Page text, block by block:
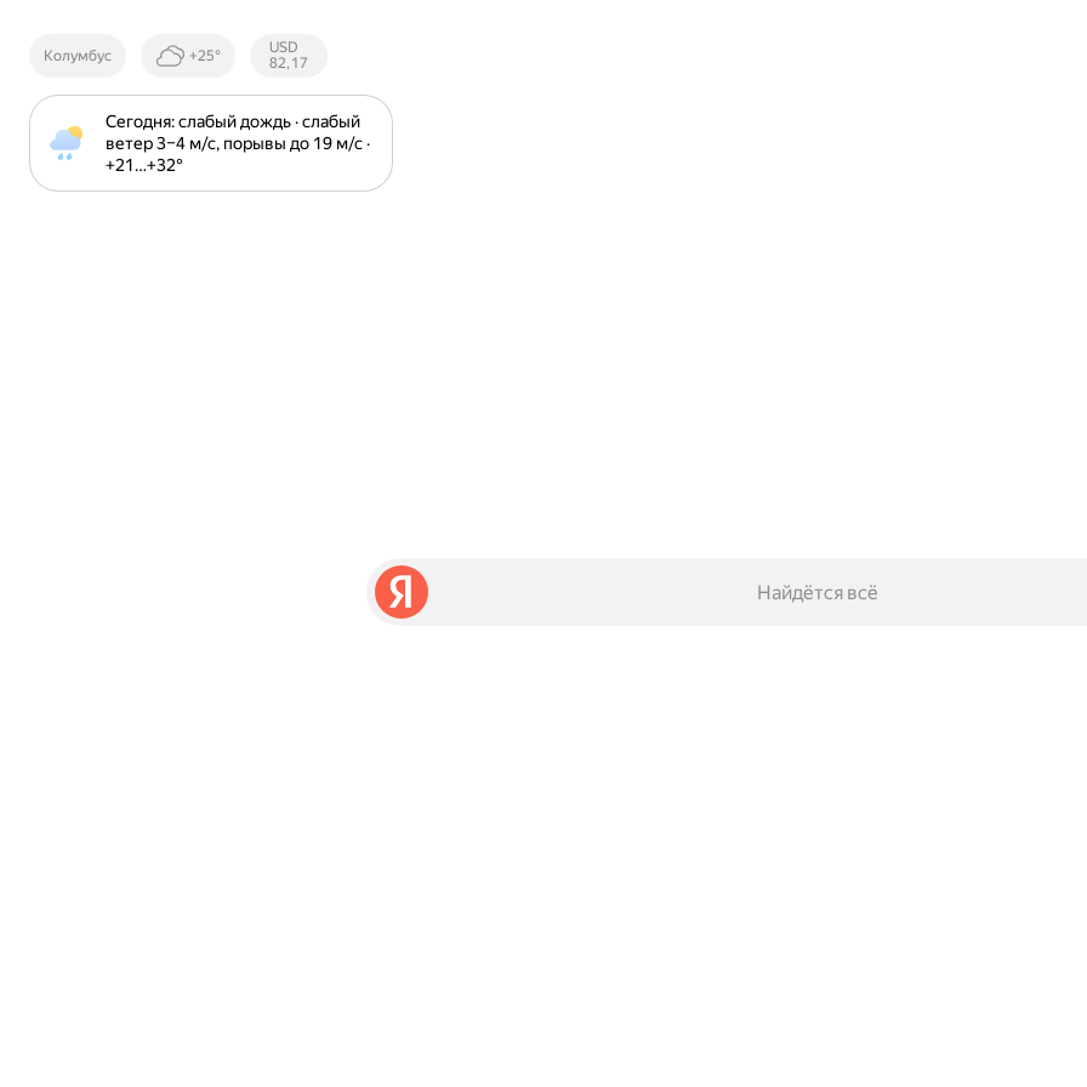
Колумбус +25°
Курсы ЦБ
РФ
USD
82,17
Сегодня: слабый дождь · слабый
ветер 3⁠–⁠4 м⁠/⁠с, порывы до 19 м⁠/⁠с ·
+21⁠…⁠+32⁠°